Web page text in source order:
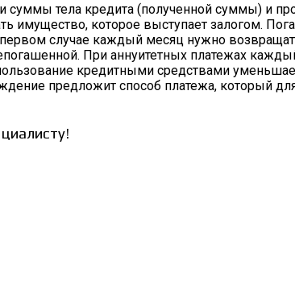
суммы тела кредита (полученной суммы) и
имущество, которое выступает залогом.
случае каждый месяц нужно
При аннуитетных платежах
кредитными средствами
предложит способ платежа, который